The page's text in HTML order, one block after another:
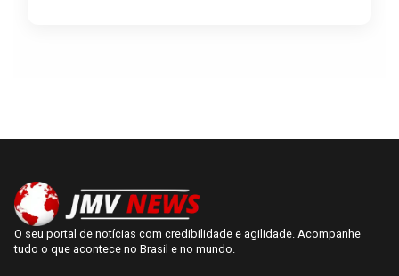
O seu portal de notícias com credibilidade e agilidade. Acompanhe
tudo o que acontece no Brasil e no mundo.